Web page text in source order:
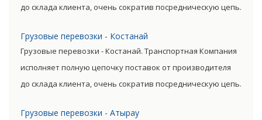
до склада клиента, очень сократив посредническую цепь.
затраты, существенно снизив уровень итоговой цены
товара.
Грузовые перевозки - Костанай
Грузовые перевозки - Костанай. Транспортная Компания
исполняет полную цепочку поставок от производителя
до склада клиента, очень сократив посредническую цепь.
затраты, существенно снизив уровень итоговой цены
Грузовые перевозки - Атырау